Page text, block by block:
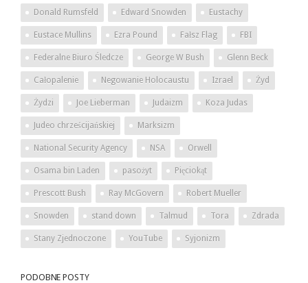
Donald Rumsfeld Edward Snowden Eustachy
Eustace Mullins Ezra Pound Fałsz Flag FBI
Federalne Biuro Śledcze George W Bush Glenn Beck
Całopalenie Negowanie Holocaustu Izrael Żyd
Żydzi Joe Lieberman Judaizm Koza Judas
Judeo chrześcijańskiej Marksizm
National Security Agency NSA Orwell
Osama bin Laden pasożyt Pięciokąt
Prescott Bush Ray McGovern Robert Mueller
Snowden stand down Talmud Tora Zdrada
Stany Zjednoczone YouTube Syjonizm
PODOBNE POSTY